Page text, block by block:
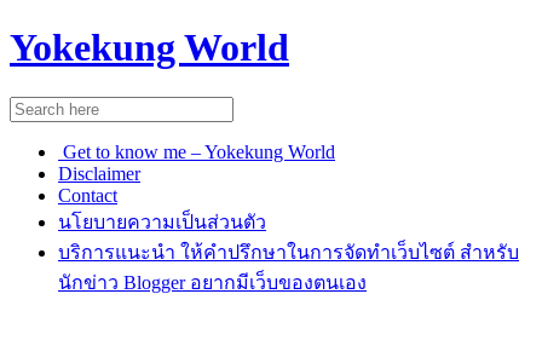
Yokekung World
Get to know me – Yokekung World
Disclaimer
Contact
นโยบายความเป็นส่วนตัว
บริการแนะนำ ให้คำปรึกษาในการจัดทำเว็บไซต์ สำหรับ
นักข่าว Blogger อยากมีเว็บของตนเอง